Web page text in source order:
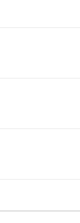
以下最低设备配置